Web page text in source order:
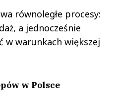
równoległe procesy:
a jednocześnie
w warunkach większej
w Polsce